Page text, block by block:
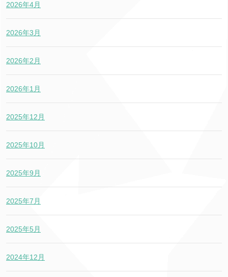
2026年4月
2026年3月
2026年2月
2026年1月
2025年12月
2025年10月
2025年9月
2025年7月
2025年5月
2024年12月